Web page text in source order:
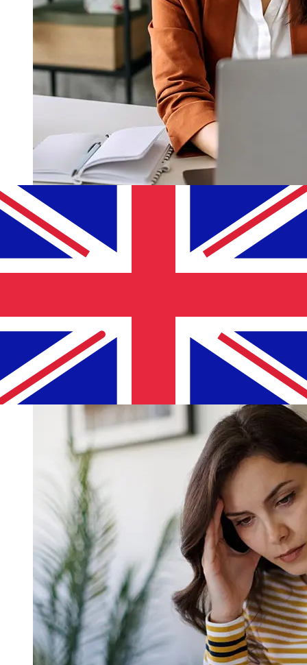
MONETA CZKGBPの移行はどれくら
い速いですか?
銀行振込は1営業日から5営業日かかります。銀行の祝日やセ
キュリティチェックなどの要因も配達に影響を与えることが
あります。遅延を避けるために MONETA Money Bank,
a.sの締め切り時間を確認してください。